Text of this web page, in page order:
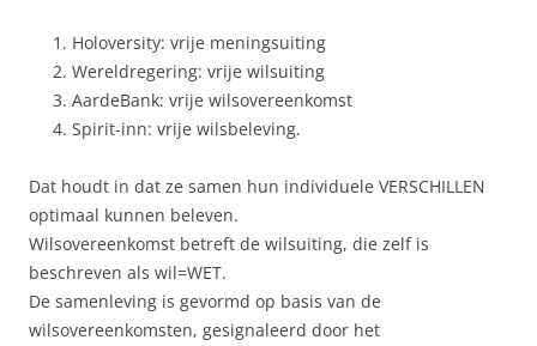
Holoversity: vrije meningsuiting
Wereldregering: vrije wilsuiting
AardeBank: vrije wilsovereenkomst
Spirit-inn: vrije wilsbeleving.
Dat houdt in dat ze samen hun individuele VERSCHILLEN
optimaal kunnen beleven.
Wilsovereenkomst betreft de wilsuiting, die zelf is
beschreven als wil=WET.
De samenleving is gevormd op basis van de
wilsovereenkomsten, gesignaleerd door het